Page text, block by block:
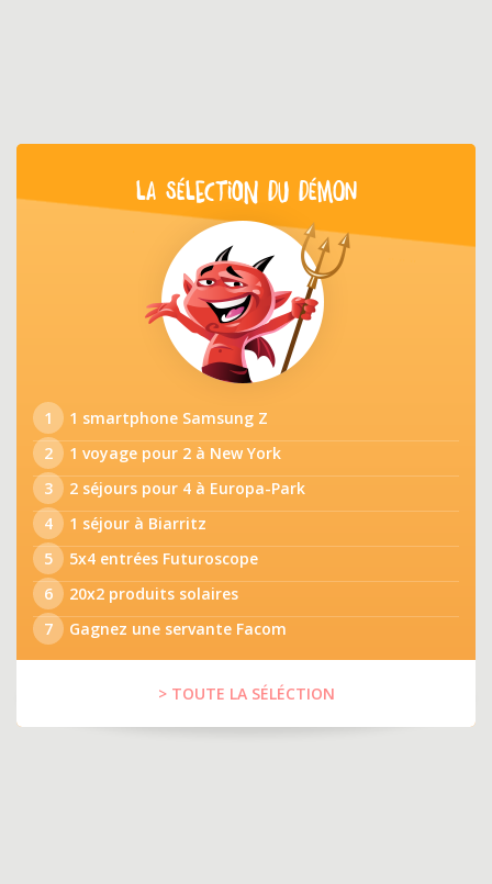
LA SÉLECTION DU DÉMON
1
1 smartphone Samsung Z
2
1 voyage pour 2 à New York
3
2 séjours pour 4 à Europa-Park
4
1 séjour à Biarritz
5
5x4 entrées Futuroscope
6
20x2 produits solaires
7
Gagnez une servante Facom
> TOUTE LA SÉLÉCTION